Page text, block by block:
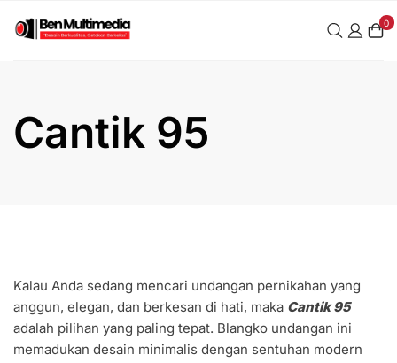
0
Cantik 95
Kalau Anda sedang mencari undangan pernikahan yang
anggun, elegan, dan berkesan di hati, maka Cantik 95
adalah pilihan yang paling tepat. Blangko undangan ini
memadukan desain minimalis dengan sentuhan modern